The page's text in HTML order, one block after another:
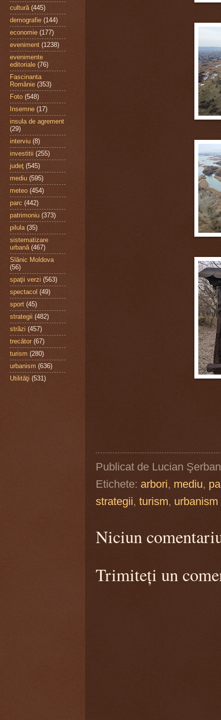
Publicat de Lucian Şerban
Etichete: arbori, mediu,
strategii, turism, urbanism
Niciun
Trimiteți un
cultură (445)
demografie (144)
economie (177)
eveniment (1238)
evenimente
editoriale (76)
Fascinanta
Românie (353)
Foto (548)
Insemne (17)
insula de agrement
(29)
interviu (8)
investitii (255)
judeţ (545)
mediu (595)
meteo (454)
parc (442)
patrimoniu (373)
pilula (35)
sistematizare
urbană (467)
Slănic Moldova
(56)
spaţii verzi (563)
spectacol (49)
sport (45)
strategii (482)
străzi (457)
trecător (67)
turism (280)
urbanism (636)
Utilităţi (531)